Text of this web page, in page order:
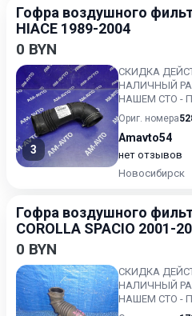
Гофра воздушного
HIACE 1989-2004
0 BYN
3
СКИДКА
НАЛИЧНЫЙ
НАШЕМ СТО -
Ориг. номера
Amavto54
нет отзывов
Новосибирск
Гофра воздушного
COROLLA SPACIO 2001-
0 BYN
СКИДКА
НАЛИЧНЫЙ
НАШЕМ СТО -